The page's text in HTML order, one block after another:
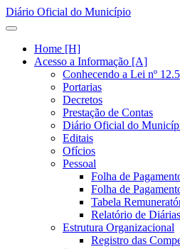
Diário Oficial do Município
Home [H]
Acesso a Informação [A]
Conhecendo a Lei nº
Portarias
Decretos
Prestação de Contas
Diário Oficial do
Editais
Ofícios
Pessoal
Folha de
Folha de
Tabela
Relatório de Diárias
Estrutura Organizacional
Registro das